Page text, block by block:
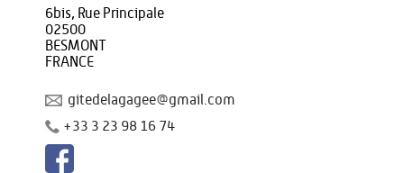
6bis, Rue Principale
02500
BESMONT
FRANCE
gitedelagagee@gmail.com
+33 3 23 98 16 74